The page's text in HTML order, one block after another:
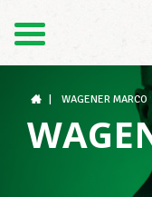
WAGENER MARCO